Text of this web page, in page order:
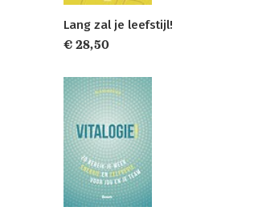
Lang zal je leefstijl!
€ 28,50